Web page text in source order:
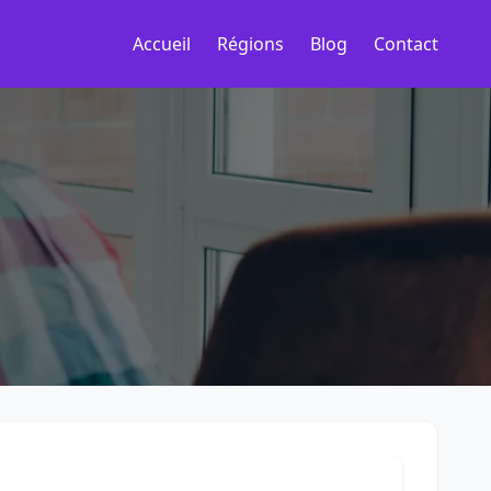
Accueil Régions Blog Contact